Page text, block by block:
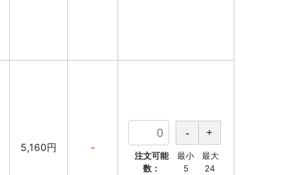
5,160円 -
注文可能
数：
最小
5
最大
24